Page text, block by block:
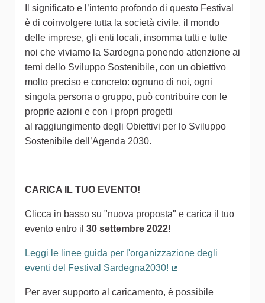
Il significato e l’intento profondo di questo Festival
è di coinvolgere tutta la società civile, il mondo
delle imprese, gli enti locali, insomma tutti e tutte
noi che viviamo la Sardegna ponendo attenzione ai
temi dello Sviluppo Sostenibile, con un obiettivo
molto preciso e concreto: ognuno di noi, ogni
singola persona o gruppo, può contribuire con le
proprie azioni e con i propri progetti
al raggiungimento degli Obiettivi per lo Sviluppo
Sostenibile dell’Agenda 2030.
CARICA IL TUO EVENTO!
Clicca in basso su "nuova proposta" e carica il tuo
evento entro il 30 settembre 2022!
Leggi le linee guida per l'organizzazione degli
eventi del Festival Sardegna2030!
Per aver supporto al caricamento, è possibile